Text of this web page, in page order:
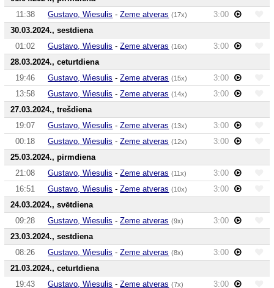
11:38
Gustavo, Wiesulis -Zeme atveras (17x)
3:00
30.03.2024., sestdiena
01:02
Gustavo, Wiesulis -Zeme atveras (16x)
3:00
28.03.2024., ceturtdiena
19:46
Gustavo, Wiesulis -Zeme atveras (15x)
3:00
13:58
Gustavo, Wiesulis -Zeme atveras (14x)
3:00
27.03.2024., trešdiena
19:07
Gustavo, Wiesulis -Zeme atveras (13x)
3:00
00:18
Gustavo, Wiesulis -Zeme atveras (12x)
3:00
25.03.2024., pirmdiena
21:08
Gustavo, Wiesulis -Zeme atveras (11x)
3:00
16:51
Gustavo, Wiesulis -Zeme atveras (10x)
3:00
24.03.2024., svētdiena
09:28
Gustavo, Wiesulis -Zeme atveras (9x)
3:00
23.03.2024., sestdiena
08:26
Gustavo, Wiesulis -Zeme atveras (8x)
3:00
21.03.2024., ceturtdiena
19:43
Gustavo, Wiesulis -Zeme atveras (7x) 3:00